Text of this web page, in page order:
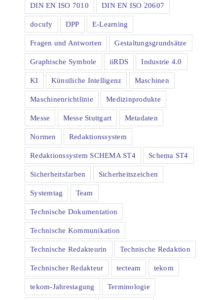
DIN EN ISO 7010 DIN EN ISO 20607
docufy DPP E-Learning
Fragen und Antworten Gestaltungsgrundsätze
Graphische Symbole iiRDS Industrie 4.0
KI Künstliche Intelligenz Maschinen
Maschinenrichtlinie Medizinprodukte
Messe Messe Stuttgart Metadaten
Normen Redaktionssystem
Redaktionssystem SCHEMA ST4 Schema ST4
Sicherheitsfarben Sicherheitszeichen
Systemtag Team
Technische Dokumentation
Technische Kommunikation
Technische Redakteurin Technische Redaktion
Technischer Redakteur tecteam tekom
tekom-Jahrestagung Terminologie